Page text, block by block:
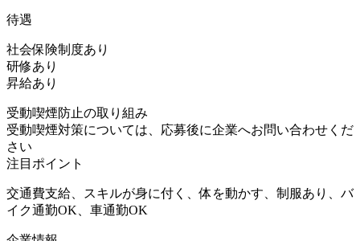
待遇
社会保険制度あり
研修あり
昇給あり
受動喫煙防止の取り組み
受動喫煙対策については、応募後に企業へお問い合わせくだ
さい
注目ポイント
交通費支給、スキルが身に付く、体を動かす、制服あり、バ
イク通勤OK、車通勤OK